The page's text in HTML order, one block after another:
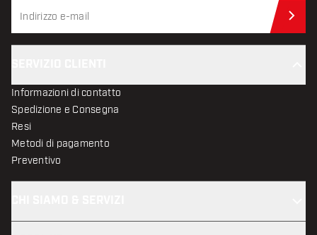
Informazioni di contatto
Spedizione e Consegna
Resi
Metodi di pagamento
Preventivo